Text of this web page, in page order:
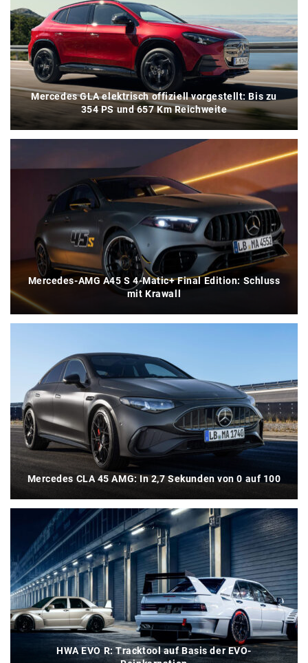
Mercedes GLA elektrisch offiziell vorgestellt: Bis zu
354 PS und 657 Km Reichweite
Mercedes-AMG A45 S 4-Matic+ Final Edition: Schluss
mit Krawall
Mercedes CLA 45 AMG: In 2,7 Sekunden von 0 auf 100
HWA EVO R: Tracktool auf Basis der EVO-